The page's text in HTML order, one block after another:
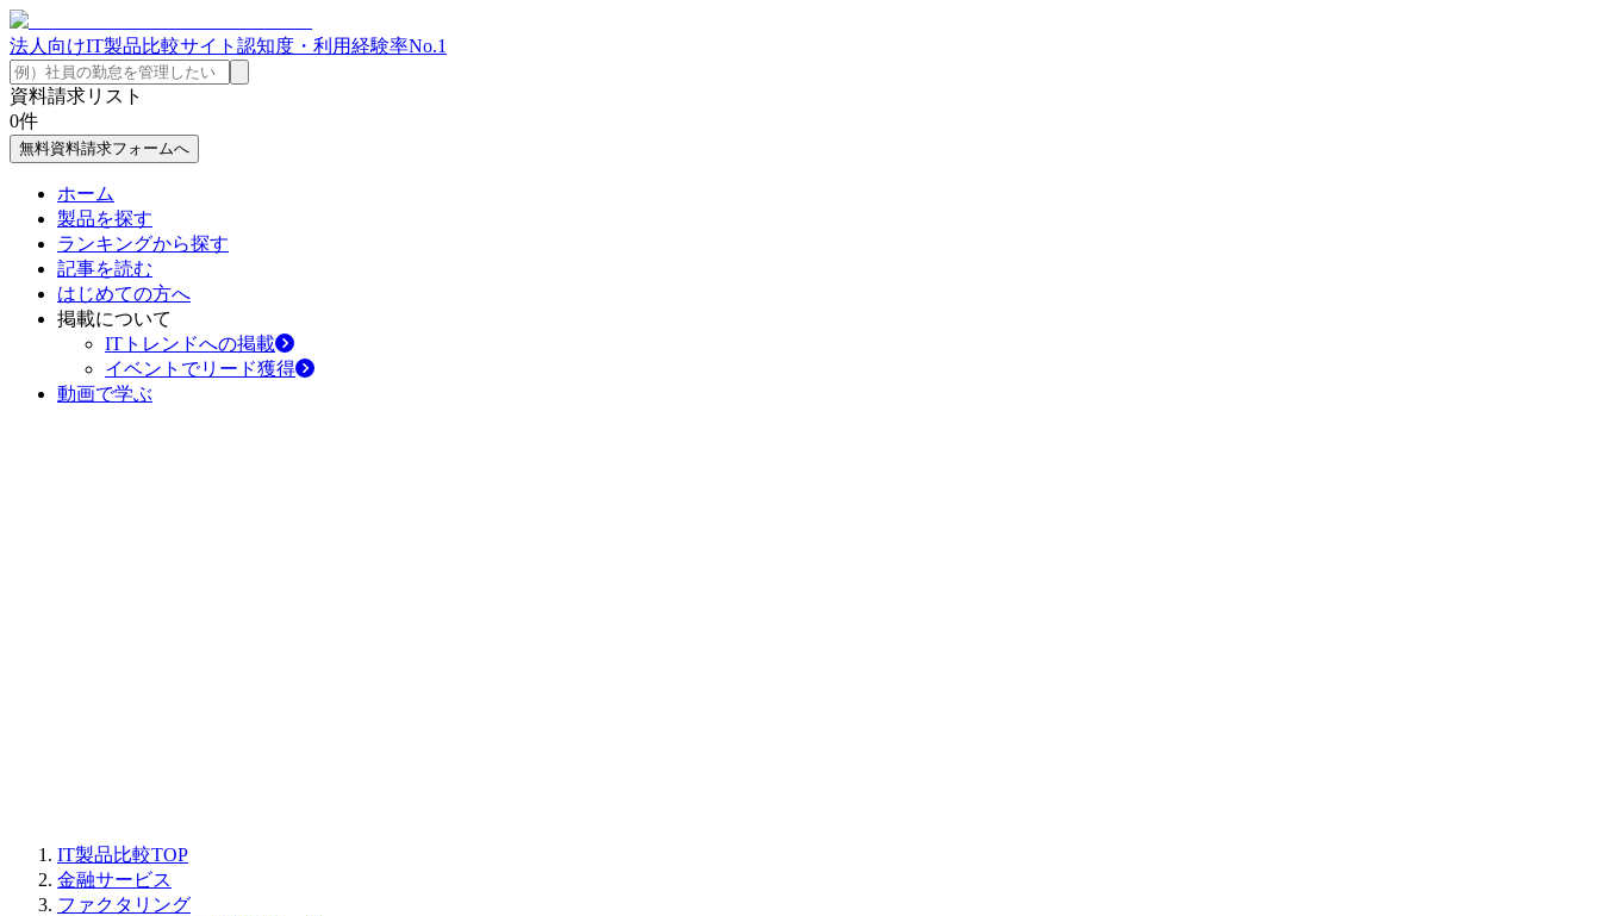
法人向けIT製品比較サイト 認知度・利用経験率No.1
資料請求リスト
0件
無料資料請求フォームへ
ホーム
製品を探す
ランキングから探す
記事を読む
はじめての方へ
掲載について
ITトレンドへの掲載
イベントでリード獲得
動画で学ぶ
IT製品比較TOP
金融サービス
ファクタリング